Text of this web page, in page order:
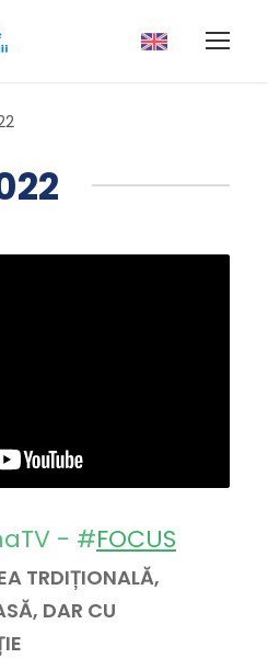
- #FOCUS
TRDIȚIONALĂ,
DAR CU